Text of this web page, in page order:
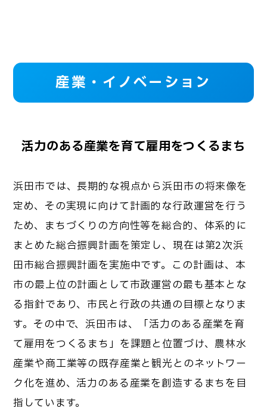
産業・イノベーション
活力のある産業を育て雇用をつくるまち
浜田市では、長期的な視点から浜田市の将来像を
定め、その実現に向けて計画的な行政運営を行う
ため、まちづくりの方向性等を総合的、体系的に
まとめた総合振興計画を策定し、現在は第2次浜
田市総合振興計画を実施中です。この計画は、本
市の最上位の計画として市政運営の最も基本とな
る指針であり、市民と行政の共通の目標となりま
す。その中で、浜田市は、「活力のある産業を育
て雇用をつくるまち」を課題と位置づけ、農林水
産業や商工業等の既存産業と観光とのネットワー
ク化を進め、活力のある産業を創造するまちを目
指しています。